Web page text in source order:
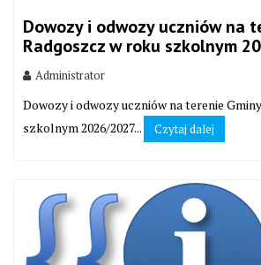
Dowozy i odwozy uczniów na
Radgoszcz w roku szkolnym
Administrator
Dowozy i odwozy uczniów na terenie
szkolnym 2026/2027...
Czytaj dalej